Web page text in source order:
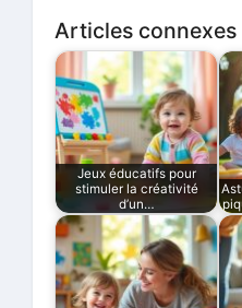
Articles connexes
Jeux éducatifs pour
stimuler la créativité
d’un…